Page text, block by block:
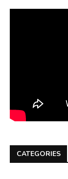
CATEGORIES